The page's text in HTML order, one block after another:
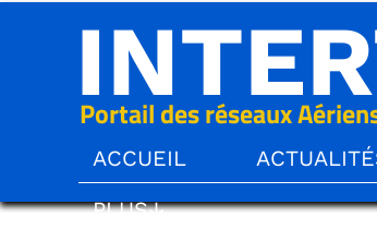
Portail des réseaux
ACCUEIL
PLUS↓